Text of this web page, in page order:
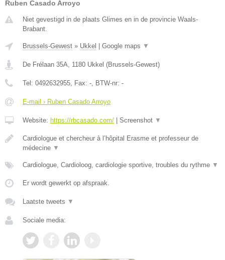
Ruben Casado Arroyo
Niet gevestigd in de plaats Glimes en in de provincie Waals-
Brabant.
Brussels-Gewest » Ukkel Google maps ▼
De Frélaan 35A, 1180 Ukkel (Brussels-Gewest)
Tel: 0492632955, Fax: -, BTW-nr: -
E-mail › Ruben Casado Arroyo
Website: https://rbcasado.com/ Screenshot ▼
Cardiologue et chercheur à l’hôpital Erasme et professeur de
médecine ▼
Cardiologue, Cardioloog, cardiologie sportive, troubles du rythme ▼
Er wordt gewerkt op afspraak.
Laatste tweets ▼
Sociale media: